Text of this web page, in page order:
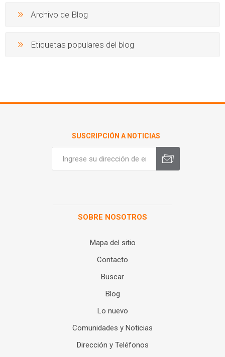
Archivo de Blog
Etiquetas populares del blog
SUSCRIPCIÓN A NOTICIAS
SOBRE NOSOTROS
Mapa del sitio
Contacto
Buscar
Blog
Lo nuevo
Comunidades y Noticias
Dirección y Teléfonos